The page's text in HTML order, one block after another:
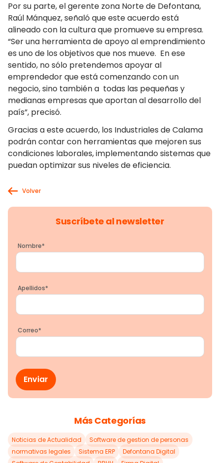
Por su parte, el gerente zona Norte de Defontana,
Raúl Mánquez, señaló que este acuerdo está
alineado con la cultura que promueve su empresa.
“Ser una herramienta de apoyo al emprendimiento
es uno de los objetivos que nos mueve. En ese
sentido, no sólo pretendemos apoyar al
emprendedor que está comenzando con un
negocio, sino también a todas las pequeñas y
medianas empresas que aportan al desarrollo del
país”, precisó.
Gracias a este acuerdo, los Industriales de Calama
podrán contar con herramientas que mejoren sus
condiciones laborales, implementando sistemas que
puedan optimizar sus niveles de eficiencia.
Volver
Suscríbete al newsletter
Nombre*
Apellidos*
Correo*
Más Categorías
Noticias de Actualidad
Software de gestion de personas
normativas legales
Sistema ERP
Defontana Digital